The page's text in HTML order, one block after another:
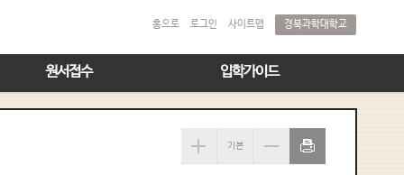
홈으로 로그인 사이트맵 경북과학대학교
원서접수 입학가이드